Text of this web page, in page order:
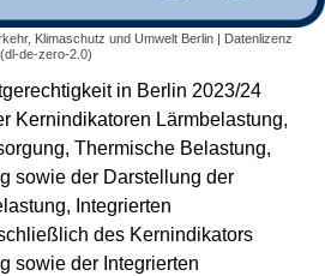
Klimaschutz und Umwelt Berlin | Datenlizenz
de-zero-2.0)
in Berlin 2023/24
Kernindikatoren Lärmbelastung,
Thermische Belastung,
sowie der Darstellung der
Integrierten
des Kernindikators
sowie der Integrierten